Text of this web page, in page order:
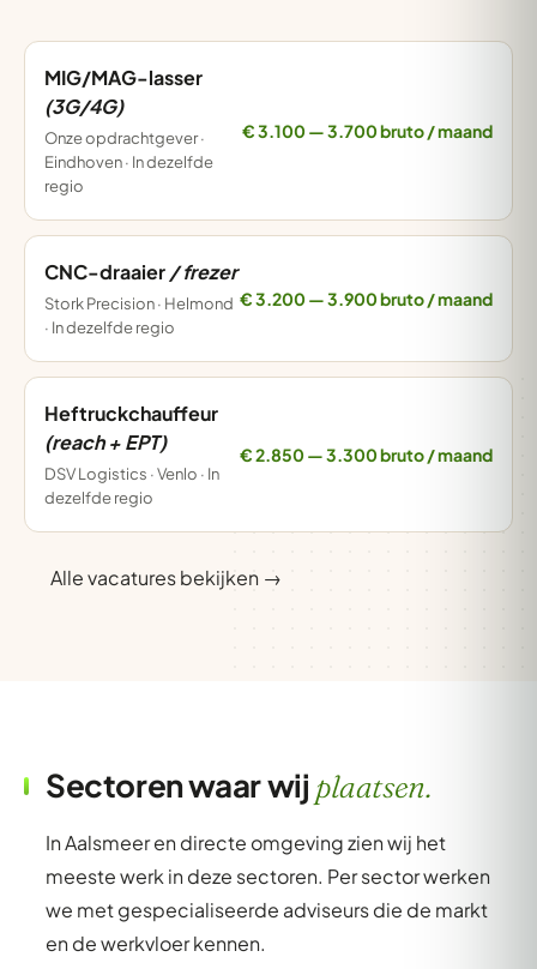
MIG/MAG-lasser
(3G/4G)
Onze opdrachtgever ·
Eindhoven · In dezelfde
regio
€ 3.100 — 3.700 bruto / maand
CNC-draaier / frezer
Stork Precision · Helmond
· In dezelfde regio
€ 3.200 — 3.900 bruto / maand
Heftruckchauffeur
(reach + EPT)
DSV Logistics · Venlo · In
dezelfde regio
€ 2.850 — 3.300 bruto / maand
Alle vacatures bekijken →
Sectoren waar wij plaatsen.
In Aalsmeer en directe omgeving zien wij het
meeste werk in deze sectoren. Per sector werken
we met gespecialiseerde adviseurs die de markt
en de werkvloer kennen.